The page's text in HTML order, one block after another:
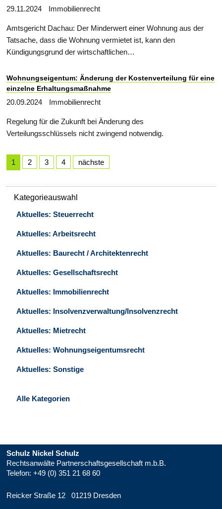
29.11.2024 Immobilienrecht
Amtsgericht Dachau: Der Minderwert einer Wohnung aus der
Tatsache, dass die Wohnung vermietet ist, kann den
Kündigungsgrund der wirtschaftlichen…
Wohnungseigentum: Änderung der Kostenverteilung für eine
einzelne Erhaltungsmaßnahme
20.09.2024 Immobilienrecht
Regelung für die Zukunft bei Änderung des
Verteilungsschlüssels nicht zwingend notwendig.
1 2 3 4 nächste
Kategorieauswahl
Aktuelles: Steuerrecht
Aktuelles: Arbeitsrecht
Aktuelles: Baurecht / Architektenrecht
Aktuelles: Gesellschaftsrecht
Aktuelles: Immobilienrecht
Aktuelles: Insolvenzverwaltung/Insolvenzrecht
Aktuelles: Mietrecht
Aktuelles: Wohnungseigentumsrecht
Aktuelles: Sonstige
Alle Kategorien
Schulz Nickel Schulz
Rechtsanwälte Partnerschaftsgesellschaft m.b.B.
Telefon: +49 (0) 351 21 68 60
Reicker Straße 1201219 Dresden